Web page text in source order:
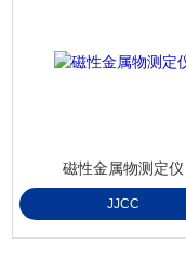
磁性金属物测定仪
JJCC